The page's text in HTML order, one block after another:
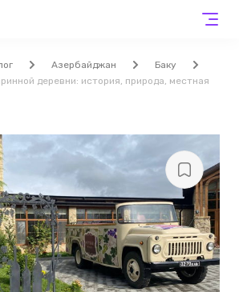
Азербайджан
Баку
деревни: история, природа, местная